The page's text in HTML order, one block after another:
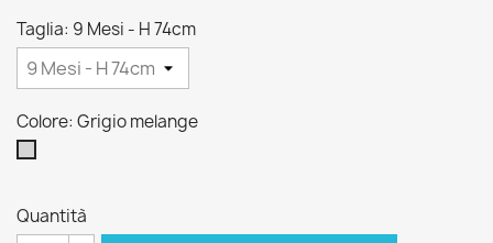
Taglia: 9 Mesi - H 74cm
Colore: Grigio melange
Quantità